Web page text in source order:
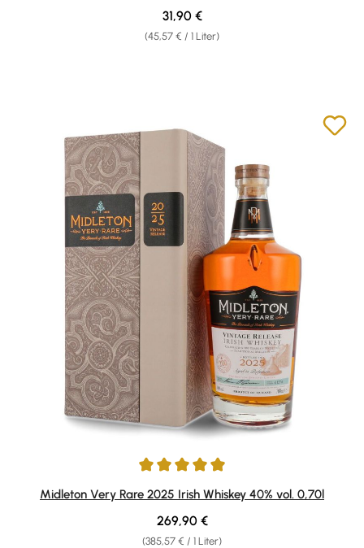
(45,57 € / 1 Liter)
Regulärer Preis:
31,90 €
Durchschnittliche Bewertung von 5 von 5 Sternen
Midleton Very Rare 2025 Irish Whiskey 40% vol. 0,70l
(385,57 € / 1 Liter)
Regulärer Preis:
269,90 €